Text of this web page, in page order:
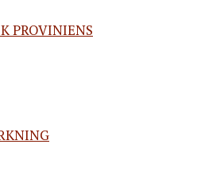
PROVINIENS